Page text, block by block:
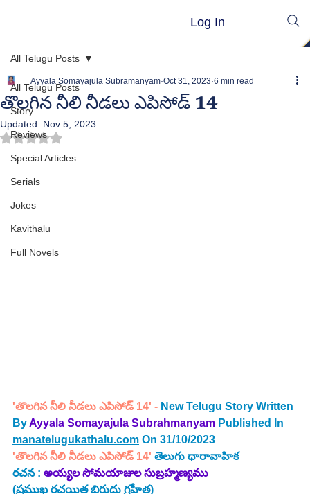
Log In
All Telugu Posts
Story
Reviews
Special Articles
Serials
Jokes
Kavithalu
Full Novels
All Telugu Posts
తొలగిన నీలి నీడలు ఎపిసోడ్ 14
Ayyala Somayajula Subramanyam Oct 31, 2023 6 min read
Updated: Nov 5, 2023
Rated NaN out of 5 stars.
'తొలగిన నీలి నీడలు ఎపిసోడ్ 14' - New Telugu Story Written
By Ayyala Somayajula Subrahmanyam Published In
manatelugukathalu.com On 31/10/2023
'తొలగిన నీలి నీడలు ఎపిసోడ్ 14' తెలుగు ధారావాహిక
రచన : అయ్యల సోమయాజుల సుబ్రహ్మణ్యము
(ప్రముఖ రచయిత బిరుదు గ్రహీత)